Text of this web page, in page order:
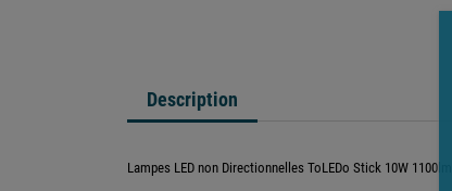
Description
Lampes LED non Directionnelles ToLEDo Stick 10W